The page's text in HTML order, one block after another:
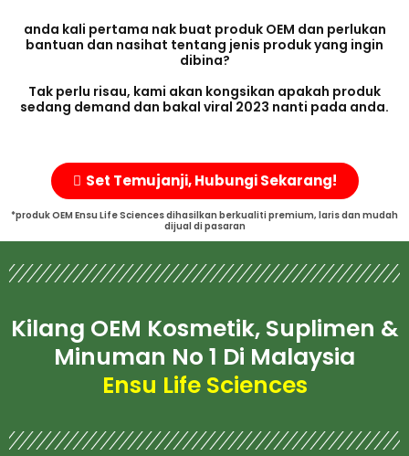
anda kali pertama nak buat produk OEM dan perlukan
bantuan dan nasihat tentang jenis produk yang ingin
dibina?
Tak perlu risau, kami akan kongsikan apakah produk
sedang demand dan bakal viral 2023 nanti pada anda.
Set Temujanji, Hubungi Sekarang!
*produk OEM Ensu Life Sciences dihasilkan berkualiti premium, laris dan mudah
dijual di pasaran
Kilang OEM Kosmetik, Suplimen &
Minuman No 1 Di Malaysia
Ensu Life Sciences